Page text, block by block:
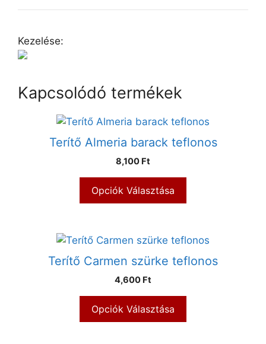
Kezelése:
Kapcsolódó termékek
Terítő Almeria barack teflonos
8,100 Ft
Opciók Választása
Terítő Carmen szürke teflonos
4,600 Ft
Opciók Választása